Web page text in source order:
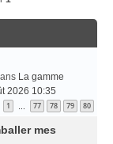
La gamme
2026 10:35
1 77 78 79 80
mes